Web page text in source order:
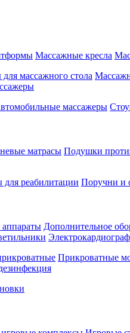
Массажные кресла
массажного стола
массажеры
матрасы Подушки
для реабилитации Поручни и
аппараты Дополнительное
Прикроватные